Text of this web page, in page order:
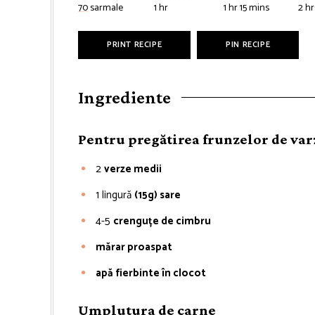
70sarmale 1hour
hr 1hour
hr15minutes
mins 2
PRINT RECIPE PIN RECIPE
Ingrediente
Pentru pregătirea frunzelor de
2verze medii
1 lingură (15g) sare
4-5 crenguțe de cimbru
mărar proaspat
apă fierbinte în clocot
Umplutura de carne